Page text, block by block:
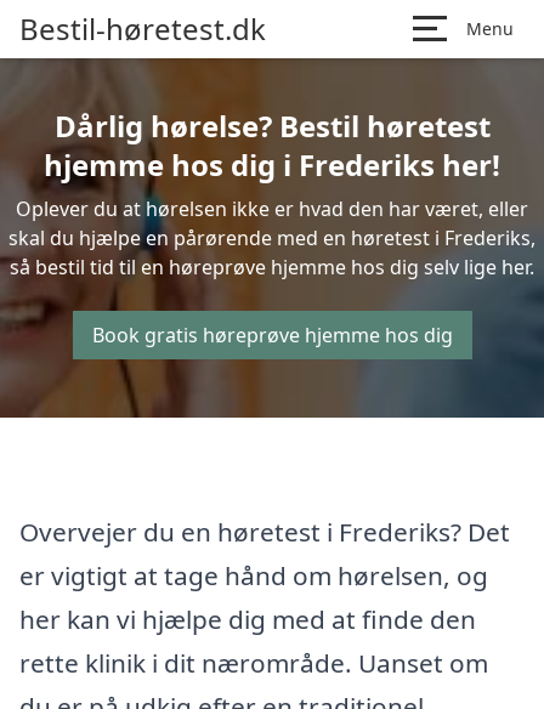
Bestil-høretest.dk Menu
Dårlig hørelse? Bestil høretest
hjemme hos dig i Frederiks her!
Oplever du at hørelsen ikke er hvad den har været, eller
skal du hjælpe en pårørende med en høretest i Frederiks,
så bestil tid til en høreprøve hjemme hos dig selv lige her.
Book gratis høreprøve hjemme hos dig
Overvejer du en høretest i Frederiks? Det
er vigtigt at tage hånd om hørelsen, og
her kan vi hjælpe dig med at finde den
rette klinik i dit nærområde. Uanset om